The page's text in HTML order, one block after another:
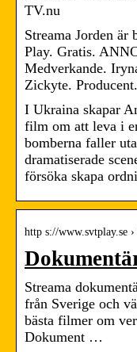
TV.nu
Streama Jorden
Play. Gratis.
Medverkande.
Zickyte. Producent.
I Ukraina skapar
film om att leva i
bomberna faller
dramatiserade
försöka skapa
http s://www.svtplay.se
Streama
från Sverige och
bästa filmer om
Dokument …